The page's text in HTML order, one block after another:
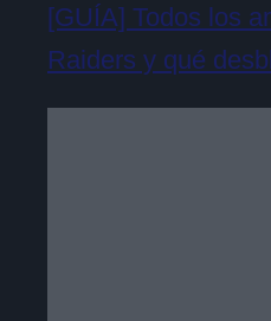
[GUÍA] Todos los
Raiders y qué